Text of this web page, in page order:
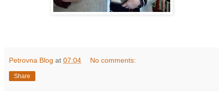
Petrovna Blog at 07:04 No comments:
Share